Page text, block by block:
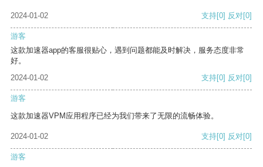
2024-01-02 支持[0] 反对[0]
游客
这款加速器app的客服很贴心，遇到问题都能及时解决，服务态度非常
好。
2024-01-02
支持[0] 反对[0]
游客
这款加速器VPM应用程序已经为我们带来了无限的流畅体验。
2024-01-02 支持[0] 反对[0]
游客